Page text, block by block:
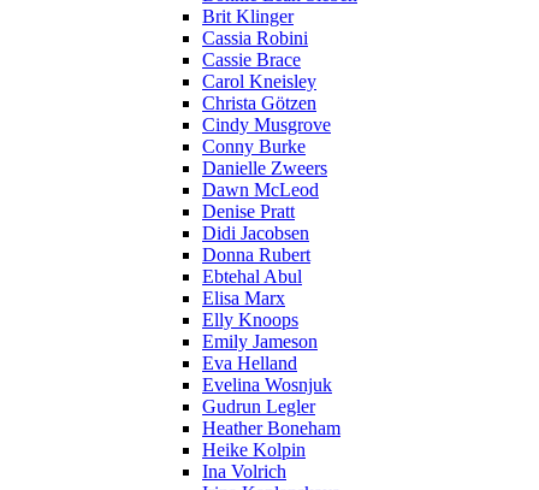
Brit Klinger
Cassia Robini
Cassie Brace
Carol Kneisley
Christa Götzen
Cindy Musgrove
Conny Burke
Danielle Zweers
Dawn McLeod
Denise Pratt
Didi Jacobsen
Donna Rubert
Ebtehal Abul
Elisa Marx
Elly Knoops
Emily Jameson
Eva Helland
Evelina Wosnjuk
Gudrun Legler
Heather Boneham
Heike Kolpin
Ina Volrich